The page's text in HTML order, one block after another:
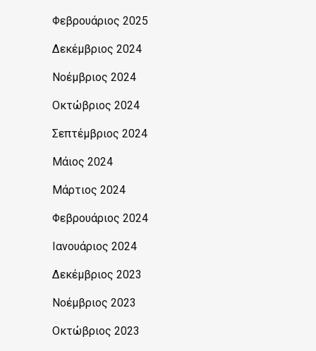
Φεβρουάριος 2025
Δεκέμβριος 2024
Νοέμβριος 2024
Οκτώβριος 2024
Σεπτέμβριος 2024
Μάιος 2024
Μάρτιος 2024
Φεβρουάριος 2024
Ιανουάριος 2024
Δεκέμβριος 2023
Νοέμβριος 2023
Οκτώβριος 2023